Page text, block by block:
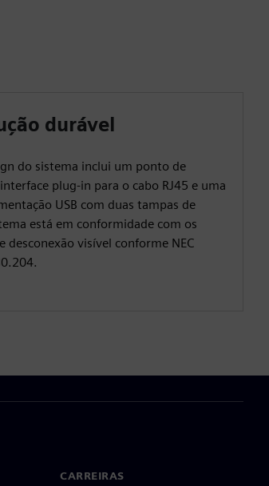
durável
do sistema inclui um ponto de
plug-in para o cabo RJ45 e uma
USB com duas tampas de
está em conformidade com os
desconexão visível conforme NEC
CARREIRAS